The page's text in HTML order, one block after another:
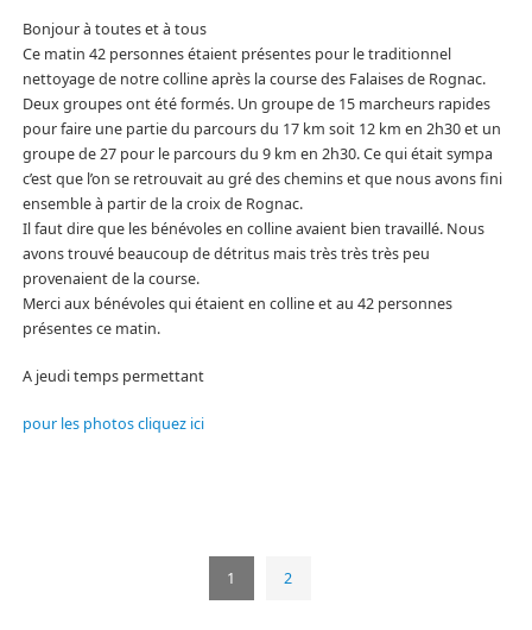
Bonjour à toutes et à tous
Ce matin 42 personnes étaient présentes pour le traditionnel
nettoyage de notre colline après la course des Falaises de Rognac.
Deux groupes ont été formés. Un groupe de 15 marcheurs rapides
pour faire une partie du parcours du 17 km soit 12 km en 2h30 et un
groupe de 27 pour le parcours du 9 km en 2h30. Ce qui était sympa
c’est que l’on se retrouvait au gré des chemins et que nous avons fini
ensemble à partir de la croix de Rognac.
Il faut dire que les bénévoles en colline avaient bien travaillé. Nous
avons trouvé beaucoup de détritus mais très très très peu
provenaient de la course.
Merci aux bénévoles qui étaient en colline et au 42 personnes
présentes ce matin.
A jeudi temps permettant
pour les photos cliquez ici
1 2